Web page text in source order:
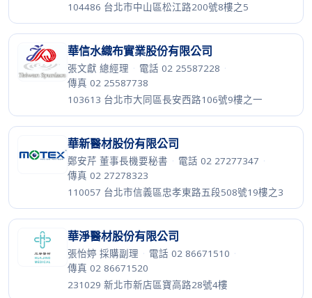
104486 台北市中山區松江路200號8樓之5
華信水織布實業股份有限公司
張文獻 總經理 · 電話 02 25587228 ·
傳真 02 25587738
103613 台北市大同區長安西路106號9樓之一
華新醫材股份有限公司
鄭安芹 董事長機要秘書 · 電話 02 27277347 ·
傳真 02 27278323
110057 台北市信義區忠孝東路五段508號19樓之3
華淨醫材股份有限公司
張怡婷 採購副理 · 電話 02 86671510 ·
傳真 02 86671520
231029 新北市新店區寶高路28號4樓